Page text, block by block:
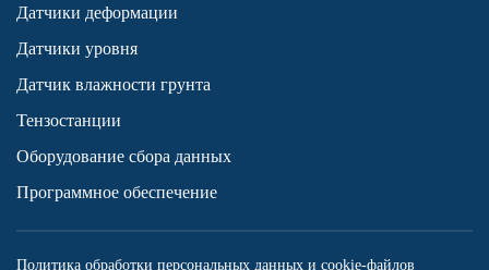
Датчики деформации
Датчики уровня
Датчик влажности грунта
Тензостанции
Оборудование сбора данных
Программное обеспечение
Политика обработки персональных данных и cookie-файлов